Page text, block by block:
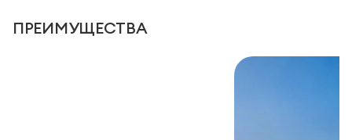
Площадь балконов
ПРЕИМУЩЕСТВА